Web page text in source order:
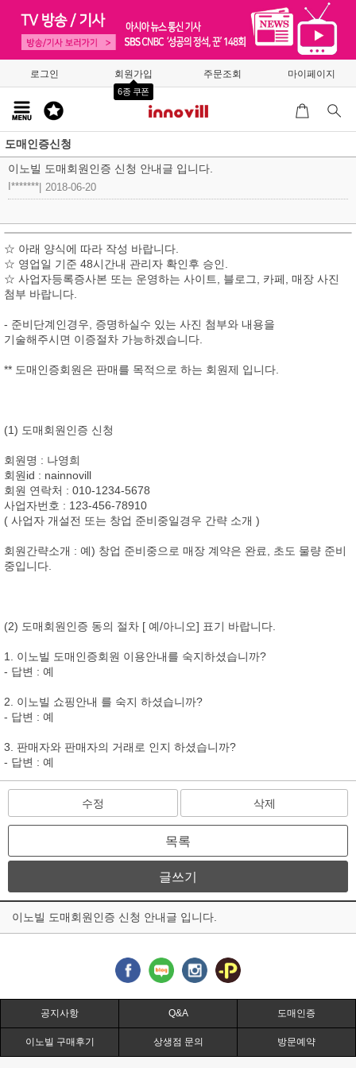
로그인 회원가입
6종 쿠폰
주문조회 마이페이지
도매인증신청
이노빌 도매회원인증 신청 안내글 입니다.
I******* 2018-06-20
☆ 아래 양식에 따라 작성 바랍니다.
☆ 영업일 기준 48시간내 관리자 확인후 승인.
☆ 사업자등록증사본 또는 운영하는 사이트, 블로그, 카페, 매장 사진
첨부 바랍니다.
- 준비단계인경우, 증명하실수 있는 사진 첨부와 내용을
기술해주시면 이증절차 가능하겠습니다.
** 도매인증회원은 판매를 목적으로 하는 회원제 입니다.
(1) 도매회원인증 신청
회원명 : 나영희
회원id : nainnovill
회원 연락처 : 010-1234-5678
사업자번호 : 123-456-78910
( 사업자 개설전 또는 창업 준비중일경우 간략 소개 )
회원간략소개 : 예) 창업 준비중으로 매장 계약은 완료, 초도 물량 준비
중입니다.
(2) 도매회원인증 동의 절차 [ 예/아니오] 표기 바랍니다.
1. 이노빌 도매인증회원 이용안내를 숙지하셨습니까?
- 답변 : 예
2. 이노빌 쇼핑안내 를 숙지 하셨습니까?
- 답변 : 예
3. 판매자와 판매자의 거래로 인지 하셨습니까?
- 답변 : 예
수정 삭제
목록
글쓰기
이노빌 도매회원인증 신청 안내글 입니다.
공지사항 Q&A 도매인증
이노빌 구매후기 상생점 문의 방문예약